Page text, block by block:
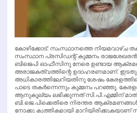
കോഴിക്കോട്: സംസ്ഥാനത്തെ നിയമവാഴ്ച
സംസ്ഥാന പ്രസിഡന്റ് കുമ്മനം
ബിജെപി ഓഫീസിനു നേരെ ഉണ്ടായ
അരാജകത്വത്തിന്റെ ഉദാഹരണമാണ്.
അധികാരത്തിലേറിയതിനു ശേഷം
പാടെ തകര്‍ന്നെന്നും കുമ്മനം പറഞ്ഞു.
ആനുകൂല്യം ലഭിക്കുന്നത് സി.പി.എമ്മിന്
ബി.ജെ.പിക്കെതിരെ നിരന്തര ആക്രമണങ്ങള്‍
നോക്കു കുത്തികളായി മാറിയിരിക്കുകയാണ്